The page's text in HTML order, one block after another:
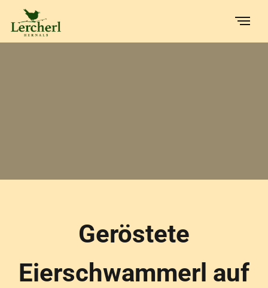
Geröstete
Eierschwammerl auf